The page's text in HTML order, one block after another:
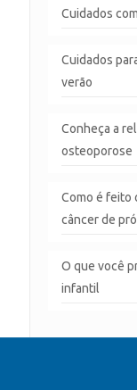
Cuidados
Cuidados
verão
Conheça a
osteoporose
Como é feito
câncer de
O que você
infantil